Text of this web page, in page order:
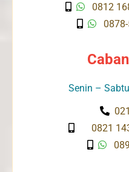
0812
Senin –
0821